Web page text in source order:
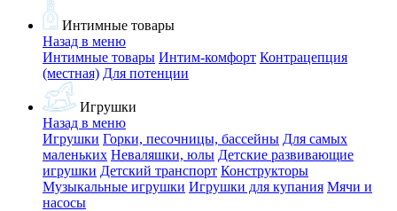
Интимные товары
Назад в меню
Интимные товары Интим-комфорт Контрацепция
(местная) Для потенции
Игрушки
Назад в меню
Игрушки Горки, песочницы, бассейны Для самых
маленьких Неваляшки, юлы Детские развивающие
игрушки Детский транспорт Конструкторы
Музыкальные игрушки Игрушки для купания Мячи и
насосы